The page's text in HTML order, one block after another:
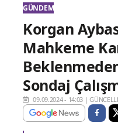
GÜNDEM
Korgan
Mahkeme
Sondaj
09.09.2024 - 14:03 |